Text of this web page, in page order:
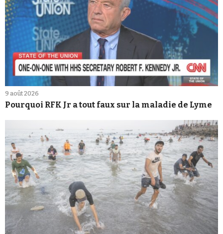
9 août 2026
Pourquoi RFK Jr a tout faux sur la maladie de Lyme